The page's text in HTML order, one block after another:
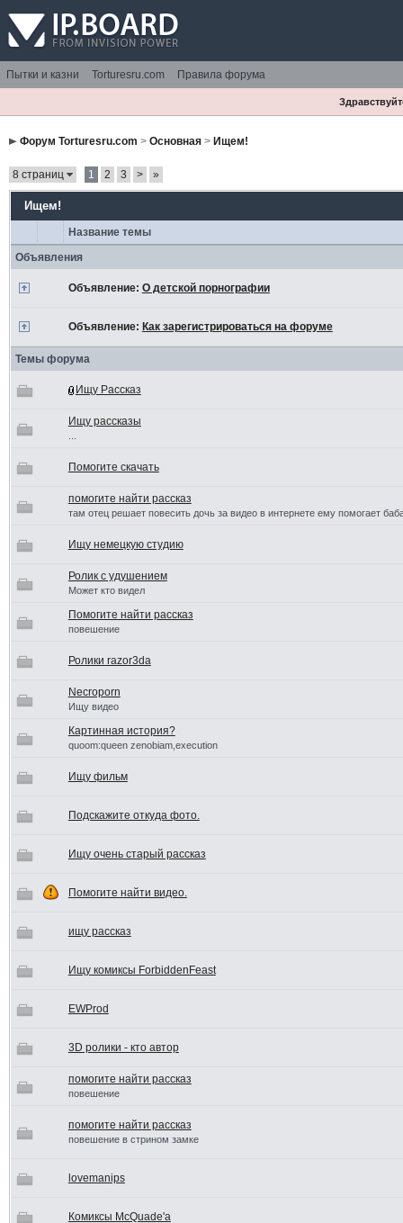
Пытки и казни Torturesru.com Правила форума
Форум Torturesru.com > Основная> Ищем!
8 страниц 1 2 3 > »
Ищем!
Название темы
Объявления
Объявление: О детской порнографии
Объявление: Как зарегистрироваться на форуме
Темы форума
Ищу Рассказ
Ищу рассказы
Помогите скачать
помогите найти рассказ
там отец решает повесить дочь за видео в интернете ему помогает
Ищу немецкую студию
Ролик с удушением
Может кто видел
Помогите найти рассказ
повешение
Ролики razor3da
Necroporn
Ищу видео
Картинная история?
quoom:queen zenobiam,execution
Ищу фильм
Подскажите откуда фото.
Ищу очень старый рассказ
Помогите найти видео.
ищу рассказ
Ищу комиксы ForbiddenFeast
EWProd
3D ролики - кто автор
помогите найти рассказ
повешение
помогите найти рассказ
повешение в стрином замке
lovemanips
Комиксы McQuade'а